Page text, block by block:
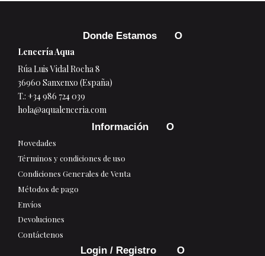
Donde Estamos
Lencería Aqua
Rúa Luis Vidal Rocha 8
36960 Sanxenxo (España)
T.: +34 986 724 039
hola@aqualenceria.com
Información
Novedades
Términos y condiciones de uso
Condiciones Generales de Venta
Métodos de pago
Envíos
Devoluciones
Contáctenos
Login / Registro